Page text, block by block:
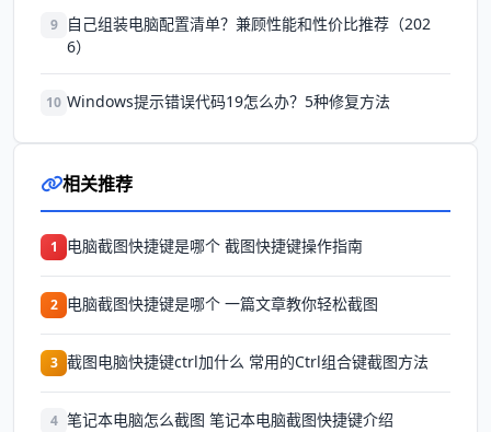
9
自己组装电脑配置清单？兼顾性能和性价比推荐（202
6）
10 Windows提示错误代码19怎么办？5种修复方法
相关推荐
1 电脑截图快捷键是哪个 截图快捷键操作指南
2 电脑截图快捷键是哪个 一篇文章教你轻松截图
3 截图电脑快捷键ctrl加什么 常用的Ctrl组合键截图方法
4 笔记本电脑怎么截图 笔记本电脑截图快捷键介绍